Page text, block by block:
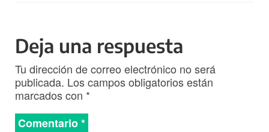
Deja una respuesta
Tu dirección de correo electrónico no será
publicada. Los campos obligatorios están
marcados con *
Comentario*